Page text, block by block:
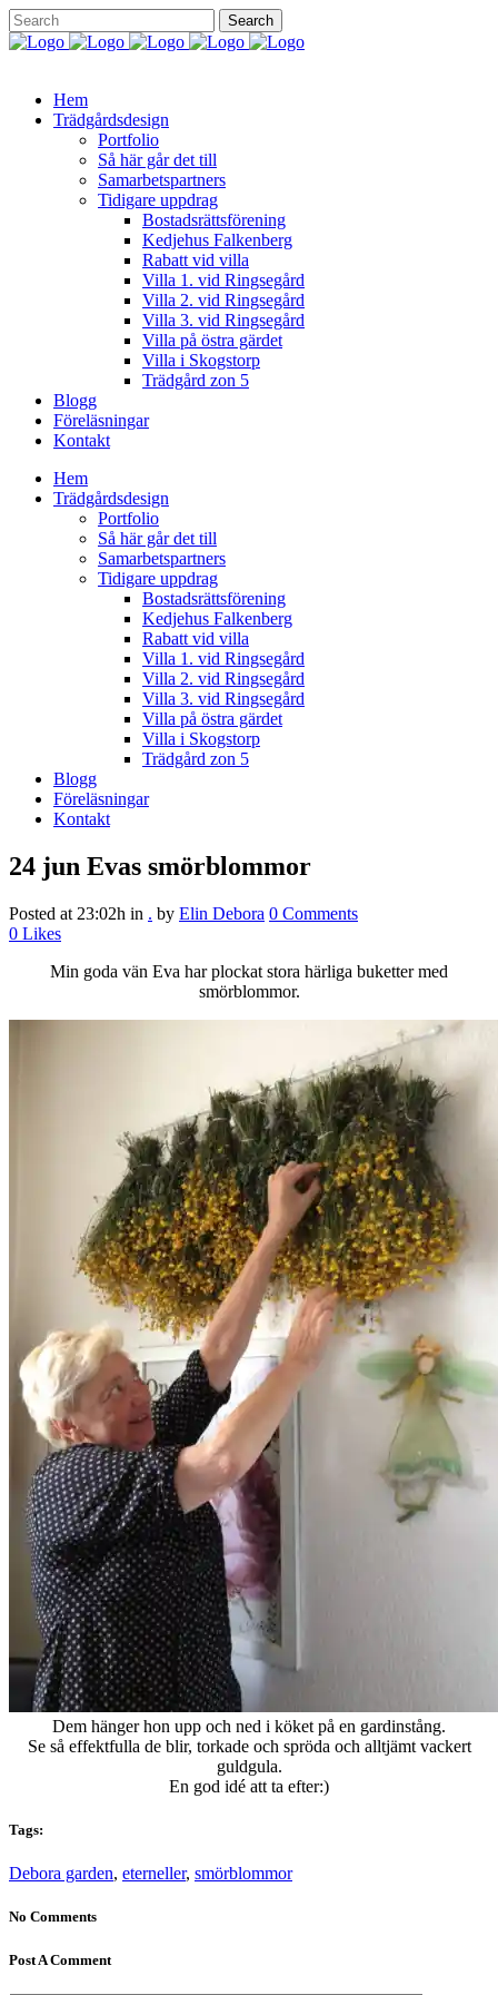
Hem
Trädgårdsdesign
Portfolio
Så här går det till
Samarbetspartners
Tidigare uppdrag
Bostadsrättsförening
Kedjehus Falkenberg
Rabatt vid villa
Villa 1. vid Ringsegård
Villa 2. vid Ringsegård
Villa 3. vid Ringsegård
Villa på östra gärdet
Villa i Skogstorp
Trädgård zon 5
Blogg
Föreläsningar
Kontakt
Hem
Trädgårdsdesign
Portfolio
Så här går det till
Samarbetspartners
Tidigare uppdrag
Bostadsrättsförening
Kedjehus Falkenberg
Rabatt vid villa
Villa 1. vid Ringsegård
Villa 2. vid Ringsegård
Villa 3. vid Ringsegård
Villa på östra gärdet
Villa i Skogstorp
Trädgård zon 5
Blogg
Föreläsningar
Kontakt
24 jun Evas smörblommor
Posted at 23:02h in . by Elin Debora 0 Comments
0 Likes
Min goda vän Eva har plockat stora härliga buketter med
smörblommor.
Dem hänger hon upp och ned i köket på en gardinstång.
Se så effektfulla de blir, torkade och spröda och alltjämt vackert
guldgula.
En god idé att ta efter:)
Tags:
Debora garden, eterneller, smörblommor
No Comments
Post A Comment